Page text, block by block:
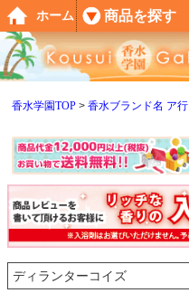
香水学園TOP 香水ブランド名 ア行
ホーム 商品を探す